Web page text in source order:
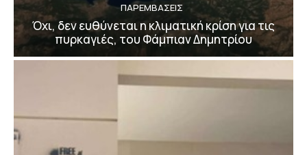
ΠΑΡΕΜΒΑΣΕΙΣ
Όχι, δεν ευθύνεται η κλιματική κρίση για τις
πυρκαγιές, του Φάμπιαν Δημητρίου